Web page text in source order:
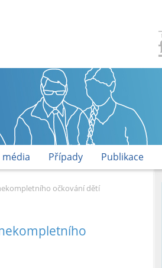
média Případy Publikace
očkování dětí